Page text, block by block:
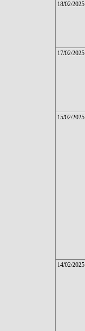
18/02/2025
17/02/2025
15/02/2025
14/02/2025